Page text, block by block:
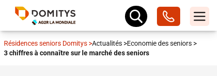
Résidences seniors Domitys >Actualités >Economie des seniors >
3 chiffres à connaître sur le marché des seniors